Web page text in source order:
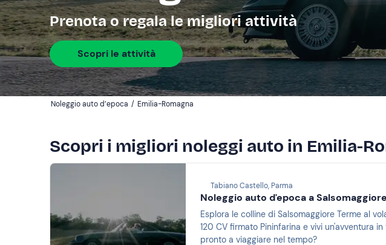
Prenota o regala le migliori attività
Scopri le attività
Noleggio auto d’epoca / Emilia-Romagna
Scopri i migliori noleggi auto in Emilia-
Tabiano Castello, Parma
Noleggio auto d'epoca a
Esplora le colline di Salsomaggiore Terme al
120 CV firmato Pininfarina e vivi un'avventura
pronto a viaggiare nel tempo?